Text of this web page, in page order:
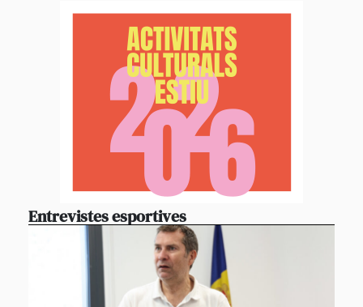
Entrevistes esportives